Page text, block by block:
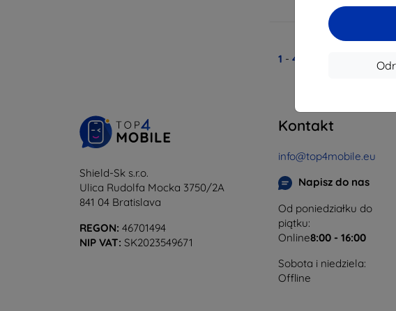
Na stanie: > 5 szt.
1 - 4
Shield-Sk s.r.o.
Ulica Rudolfa Mocka 3750/2A
841 04 Bratislava
REGON: 46701494
NIP VAT: SK2023549671
Kontakt
info@top4mobile.eu
Napisz do nas
Od poniedziałku do
piątku:
Online8:00 - 16:00
Sobota i niedziela:
Offline